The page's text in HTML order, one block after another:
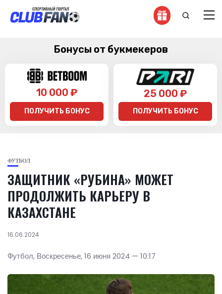
Бонусы от букмекеров
10 000 ₽
ПОЛУЧИТЬ БОНУС
25 000 ₽
ПОЛУЧИТЬ БОНУС
ФУТБОЛ
ЗАЩИТНИК «РУБИНА» МОЖЕТ
ПРОДОЛЖИТЬ КАРЬЕРУ В
КАЗАХСТАНЕ
16.06.2024
Футбол, Воскресенье, 16 июня 2024 — 10:17